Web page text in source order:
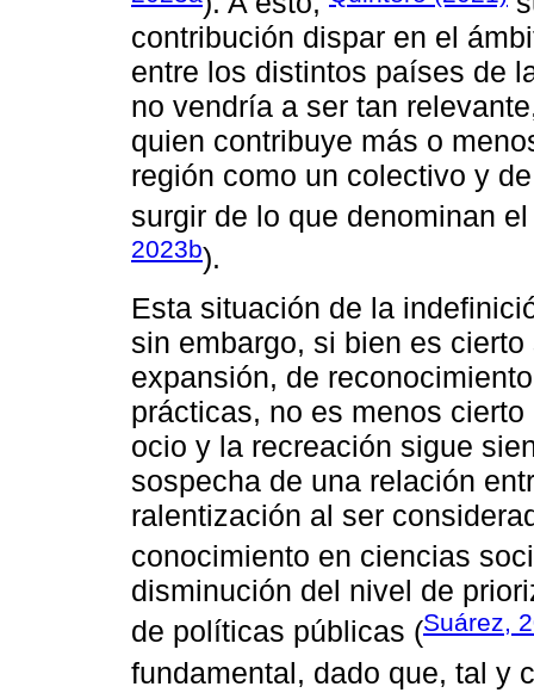
contribución dispar en el
entre los distintos países de
no vendría a ser tan
quien contribuye más o
región como un colectivo y
surgir de lo que denominan el
2023b).
Esta situación de la
sin embargo, si bien es
expansión, de
prácticas, no es menos
ocio y la recreación sigue
sospecha de una relación
ralentización al ser
conocimiento en ciencias
disminución del nivel de
de políticas públicas (Suárez,
fundamental, dado que, tal y